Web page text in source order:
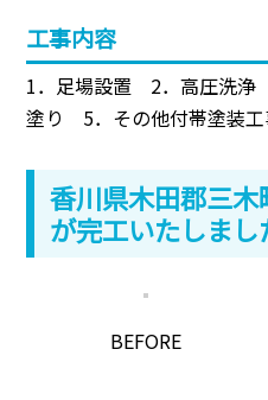
工事内容
1．足場設置 2．高圧洗
塗り 5．その他付帯塗装
香川県木田郡三
が完工いたしまし
BEFORE